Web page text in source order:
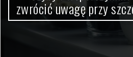
zwrócić uwagę przy